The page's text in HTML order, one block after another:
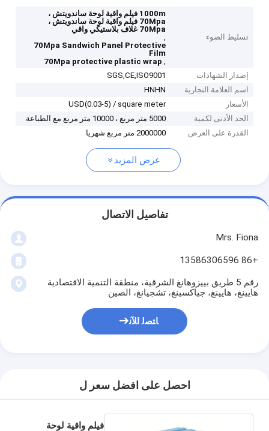
تسليط الضوء
1000m فيلم واقية لوحة ساندويتش ،
70Mpa فيلم واقية لوحة ساندويتش ،
70Mpa غلاف بلاستيكي واقي
,
70Mpa Sandwich Panel Protective
Film
,
70Mpa protective plastic wrap
إصدار الشهادات
SGS,CE,ISO9001
اسم العلامة التجارية
HNHN
الأسعار
USD(0.03-5) / square meter
الحد الأدنى لكمية
5000 متر مربع ، 10000 متر مربع مع الطباعة
القدرة على العرض
2000000 متر مربع شهريا
عرض المزيد
تفاصيل الاتصال
Mrs. Fiona
+86 13586306596
رقم 5 طريق بييزوهانغ الشرقية، منطقة التنمية الاقتصادية
هايينغ، هايينغ، جياكسينغ، تشجيانغ، الصين
ﺎﺘﺼﻟ ﺍﻶﻧ
احصل على افضل سعر ل
فيلم واقية لوحة